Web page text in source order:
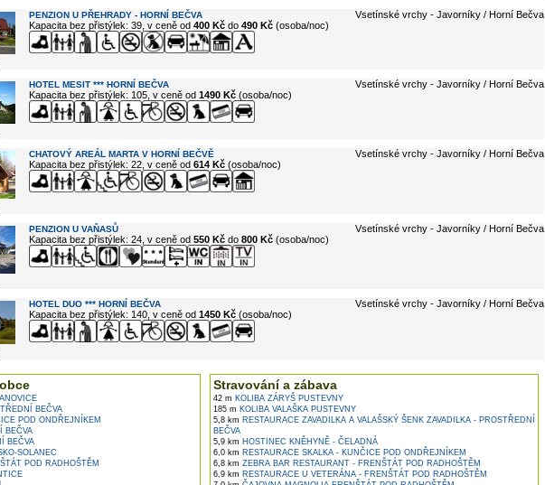
PENZION U PŘEHRADY - HORNÍ BEČVA
Vsetínské vrchy - Javorníky / Horní Bečva
Kapacita bez přistýlek: 39, v ceně od 400 Kčdo 490 Kč(osoba/noc)
HOTEL MESIT *** HORNÍ BEČVA
Vsetínské vrchy - Javorníky / Horní Bečva
Kapacita bez přistýlek: 105, v ceně od 1490 Kč(osoba/noc)
CHATOVÝ AREÁL MARTA V HORNÍ BEČVĚ
Vsetínské vrchy - Javorníky / Horní Bečva
Kapacita bez přistýlek: 22, v ceně od 614 Kč(osoba/noc)
PENZION U VAŇASŮ
Vsetínské vrchy - Javorníky / Horní Bečva
Kapacita bez přistýlek: 24, v ceně od 550 Kčdo 800 Kč(osoba/noc)
HOTEL DUO *** HORNÍ BEČVA
Vsetínské vrchy - Javorníky / Horní Bečva
Kapacita bez přistýlek: 140, v ceně od 1450 Kč(osoba/noc)
BEČVA
POD ONDŘEJNÍKEM
BEČVA
BEČVA
SOLANEC
POD RADHOŠTĚM
Stravování a zábava
42 m KOLIBA ZÁRYŠ PUSTEVNY
185 m KOLIBA VALAŠKA PUSTEVNY
5,8 km RESTAURACE ZAVADILKA A VALAŠSKÝ ŠENK ZAVADILKA - PROSTŘEDNÍ
BEČVA
5,9 km HOSTINEC KNĚHYNĚ - ČELADNÁ
6,0 km RESTAURACE SKALKA - KUNČICE POD ONDŘEJNÍKEM
6,8 km ZEBRA BAR RESTAURANT - FRENŠTÁT POD RADHOŠTĚM
6,9 km RESTAURACE U VETERÁNA - FRENŠTÁT POD RADHOŠTĚM